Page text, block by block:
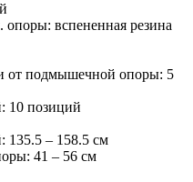
вспененная резина
от подмышечной опоры: 5
10 позиций
135.5 – 158.5 см
41 – 56 см